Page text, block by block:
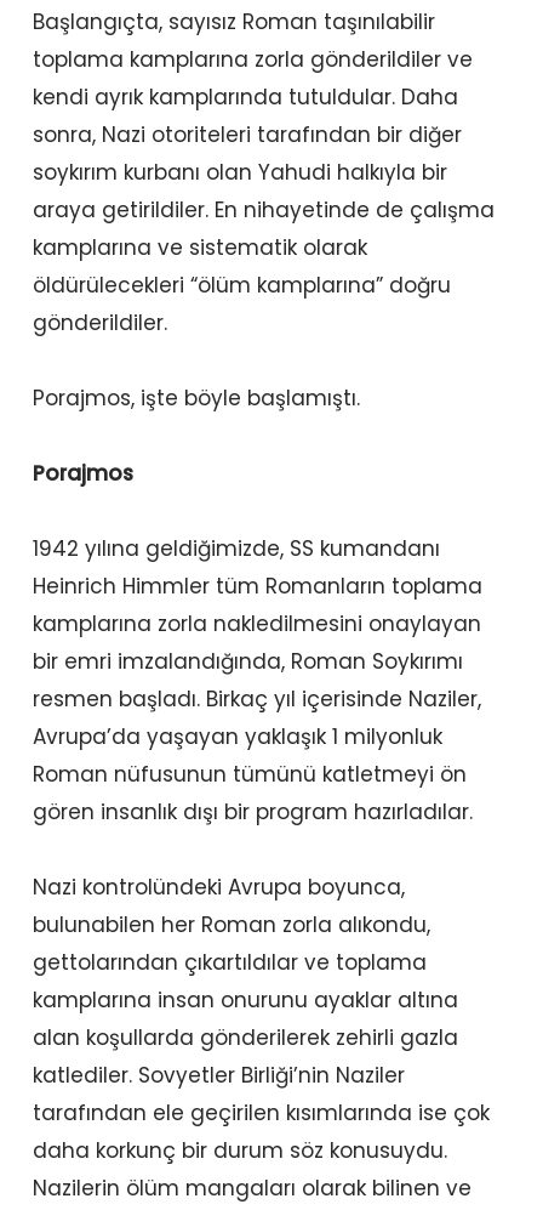
Başlangıçta, sayısız Roman taşınılabilir
toplama kamplarına zorla gönderildiler ve
kendi ayrık kamplarında tutuldular. Daha
sonra, Nazi otoriteleri tarafından bir diğer
soykırım kurbanı olan Yahudi halkıyla bir
araya getirildiler. En nihayetinde de çalışma
kamplarına ve sistematik olarak
öldürülecekleri “ölüm kamplarına” doğru
gönderildiler.
Porajmos, işte böyle başlamıştı.
Porajmos
1942 yılına geldiğimizde, SS kumandanı
Heinrich Himmler tüm Romanların toplama
kamplarına zorla nakledilmesini onaylayan
bir emri imzalandığında, Roman Soykırımı
resmen başladı. Birkaç yıl içerisinde Naziler,
Avrupa’da yaşayan yaklaşık 1 milyonluk
Roman nüfusunun tümünü katletmeyi ön
gören insanlık dışı bir program hazırladılar.
Nazi kontrolündeki Avrupa boyunca,
bulunabilen her Roman zorla alıkondu,
gettolarından çıkartıldılar ve toplama
kamplarına insan onurunu ayaklar altına
alan koşullarda gönderilerek zehirli gazla
katlediler. Sovyetler Birliği’nin Naziler
tarafından ele geçirilen kısımlarında ise çok
daha korkunç bir durum söz konusuydu.
Nazilerin ölüm mangaları olarak bilinen ve